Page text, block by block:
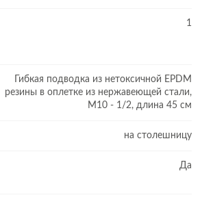
ГАРАНТИЯ
за качеством продукции: проверку
готовая продукция. Тестовые испытания
Весь модельный ряд смесителей
ГОСТ 19681- 2016. На латунный корпус
гарантия 12 лет, на картридж — 5 лет.
латунный корпус
1
Гибкая подводка из нетоксичной EPDM
резины в оплетке из нержавеющей стали,
М10 - 1/2, длина 45 см
на столешницу
Да